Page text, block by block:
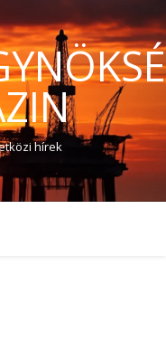
hírek